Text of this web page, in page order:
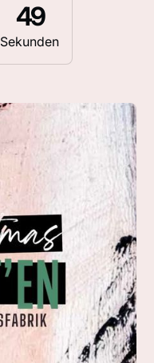
48
Sekunden